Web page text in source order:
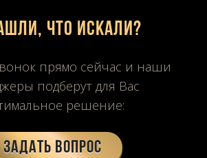
что искали?
прямо сейчас и наши
подберут для Вас
решение:
Задать вопрос